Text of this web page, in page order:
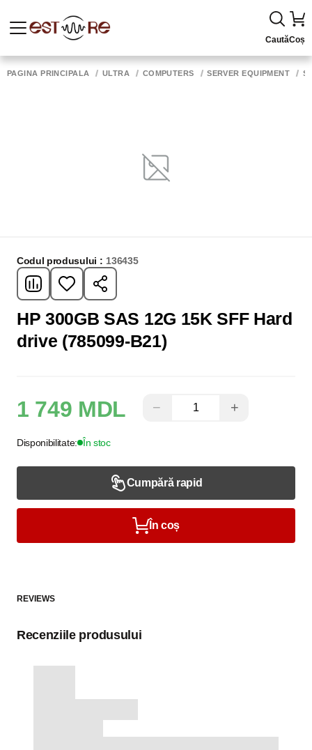
CautăCoș
PAGINA PRINCIPALĂ ULTRA COMPUTERS SERVER EQUIPMENT
Codul produsului : 136435
HP 300GB SAS 12G 15K SFF Hard
drive (785099-B21)
1 749 MDL − +
Disponibilitate: În stoc
Cumpără rapid
În coș
REVIEWS
Recenziile produsului